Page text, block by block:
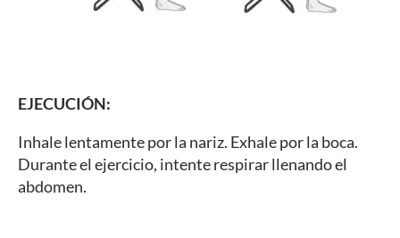
EJECUCIÓN:
Inhale lentamente por la nariz. Exhale por la boca.
Durante el ejercicio, intente respirar llenando el
abdomen.